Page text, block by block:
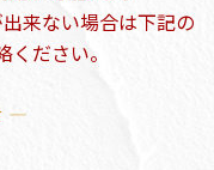
来ない場合は下記の
ださい。
—